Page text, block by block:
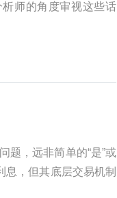
师的角度审视这些话
题，远非简单的“是”或
息，但其底层交易机制